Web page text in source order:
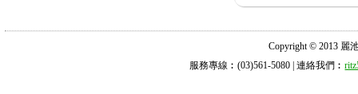
Copyright © 2013 麗
服務專線︰(03)561-5080 | 連絡我們︰